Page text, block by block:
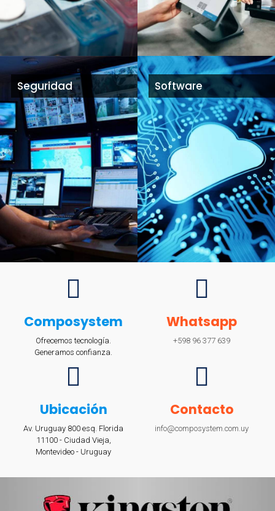
Seguridad Software
Composystem
Ofrecemos tecnología.
Generamos confianza.
Whatsapp
+598 96 377 639
Ubicación
Av. Uruguay 800 esq. Florida
11100 - Ciudad Vieja,
Montevideo - Uruguay
Contacto
info@composystem.com.uy